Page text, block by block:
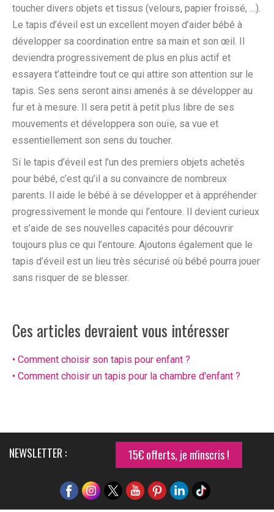
toucher divers objets et tissus (velours, papier froissé, …).
Le tapis d’éveil est un excellent moyen d’aider bébé à
développer sa coordination entre sa main et son œil. Il
deviendra progressivement de plus en plus actif et
essayera t’atteindre tout ce qui attire son attention sur le
tapis. Ses sens seront ainsi amenés à se développer au
fur et à mesure. Il sera petit à petit plus libre de ses
mouvements et développera son ouïe, sa vue et
essentiellement son sens du toucher.
Si le tapis d’éveil est l’un des premiers objets achetés
pour bébé, c’est qu’il a su convaincre de nombreux
parents. Il aide le bébé à se développer et à appréhender
progressivement le monde qui l’entoure. Il devient curieux
et s’aide de ses nouvelles capacités pour découvrir
toujours plus ce qui l’entoure. Ajoutons également que le
tapis d’éveil est un lieu très sécurisé où bébé pourra jouer
sans risquer de se blesser.
Ces articles devraient vous intéresser
• Comment choisir son tapis pour enfant ?
• Comment choisir un tapis pour la chambre d'enfant ?
NEWSLETTER : 15€ offerts, je m'inscris !